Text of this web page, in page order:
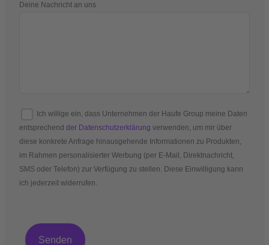
Deine Nachricht an uns
Ich willige ein, dass Unternehmen der Haufe Group meine Daten
entsprechend der Datenschutzerklärung verwenden, um mir über
diese konkrete Anfrage hinausgehende Informationen zu Produkten,
im Rahmen personalisierter Werbung (per E-Mail, Direktnachricht,
SMS oder Telefon) zur Verfügung zu stellen. Diese Einwilligung kann
ich jederzeit widerrufen.